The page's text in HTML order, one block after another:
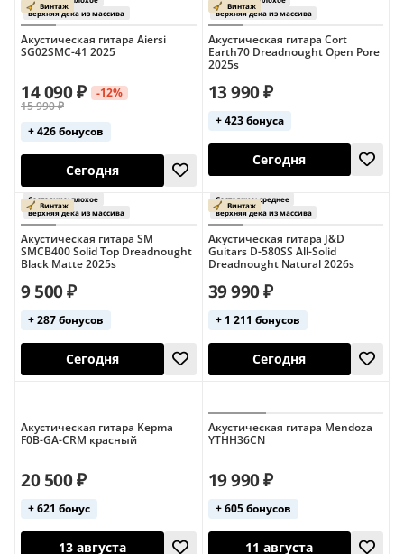
Винтаж
Состояние: плохое
верхняя дека из массива
Сегодня Сегодня
Винтаж
Акустическая гитара Aiersi
SG02SMC-41 2025
верхняя дека из массива
14 090 ₽
-12%
15 990 ₽
+ 426 бонусов
Сегодня
Акустическая гитара Cort
Earth70 Dreadnought Open Pore
2025s
13 990 ₽
+ 423 бонуса
Сегодня
Акустическая гитара SM
SMCB400 Solid Top Dreadnought
Black Matte 2025s
9 500 ₽
+ 287 бонусов
Сегодня
Акустическая гитара J&D
Guitars D-580SS All-Solid
Dreadnought Natural 2026s
39 990 ₽
+ 1 211 бонусов
Акустическая гитара Kepma
F0B-GA-CRM красный
20 500 ₽
+ 621 бонус
Акустическая гитара Mendoza
YTHH36CN
19 990 ₽
+ 605 бонусов